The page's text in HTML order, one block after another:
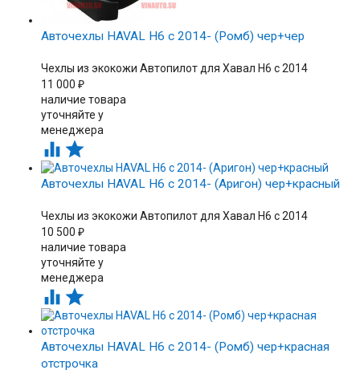
Авточехлы HAVAL H6 с 2014- (Ромб) чер+чер
Чехлы из экокожи Автопилот для Хавал H6 с 2014
11 000 ₽
наличие товара
уточняйте у
менеджера
 
Авточехлы HAVAL H6 с 2014- (Аригон) чер+красный
Чехлы из экокожи Автопилот для Хавал H6 с 2014
10 500 ₽
наличие товара
уточняйте у
менеджера
 
Авточехлы HAVAL H6 с 2014- (Ромб) чер+красная
отстрочка